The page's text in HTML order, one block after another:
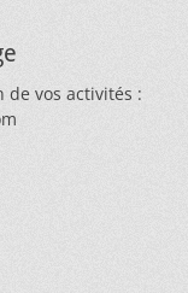
de vos activités :